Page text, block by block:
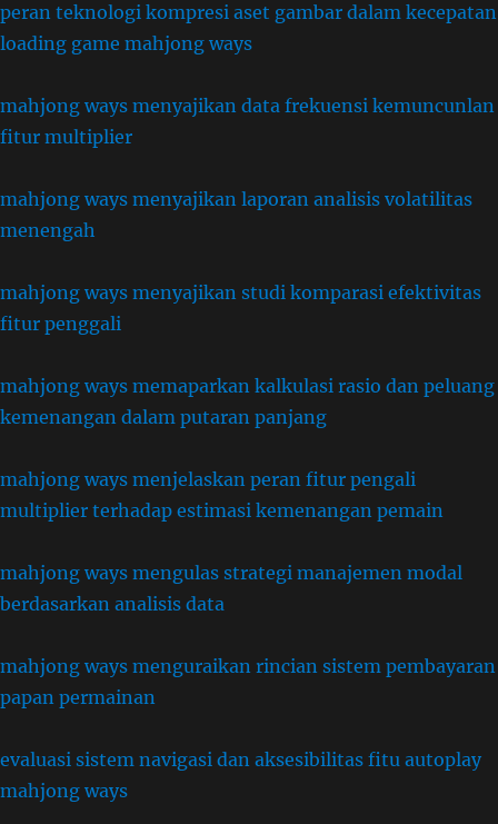
peran teknologi kompresi aset gambar dalam kecepatan
loading game mahjong ways
mahjong ways menyajikan data frekuensi kemuncunlan
fitur multiplier
mahjong ways menyajikan laporan analisis volatilitas
menengah
mahjong ways menyajikan studi komparasi efektivitas
fitur penggali
mahjong ways memaparkan kalkulasi rasio dan peluang
kemenangan dalam putaran panjang
mahjong ways menjelaskan peran fitur pengali
multiplier terhadap estimasi kemenangan pemain
mahjong ways mengulas strategi manajemen modal
berdasarkan analisis data
mahjong ways menguraikan rincian sistem pembayaran
papan permainan
evaluasi sistem navigasi dan aksesibilitas fitu autoplay
mahjong ways